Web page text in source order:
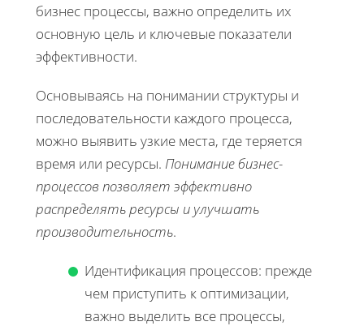
бизнес процессы, важно определить их
основную цель и ключевые показатели
эффективности.
Основываясь на понимании структуры и
последовательности каждого процесса,
можно выявить узкие места, где теряется
время или ресурсы. Понимание бизнес-
процессов позволяет эффективно
распределять ресурсы и улучшать
производительность.
Идентификация процессов: прежде
чем приступить к оптимизации,
важно выделить все процессы,